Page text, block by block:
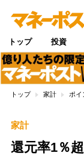
トップ 投資
トップ 家計 ポイ
家計
還元率1％